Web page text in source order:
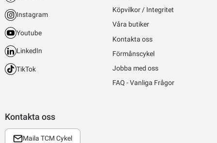
Kontakta oss
Maila TCM Cykel
Instagram
Youtube
LinkedIn
TikTok
Köpvilkor / Integritet
Våra butiker
Kontakta oss
Förmånscykel
Jobba med oss
FAQ - Vanliga Frågor